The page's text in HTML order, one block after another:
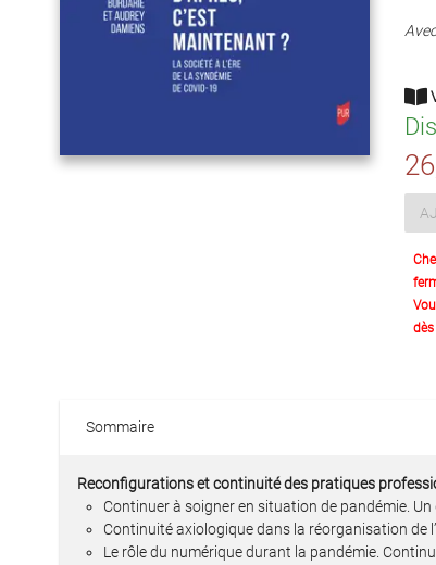
Sommaire
Reconfigurations et continuité des pratiques
Continuer à soigner en situation de pandémie. Un
Continuité axiologique dans la réorganisation de
Le rôle du numérique durant la pandémie.